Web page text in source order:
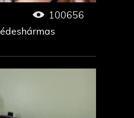
100656